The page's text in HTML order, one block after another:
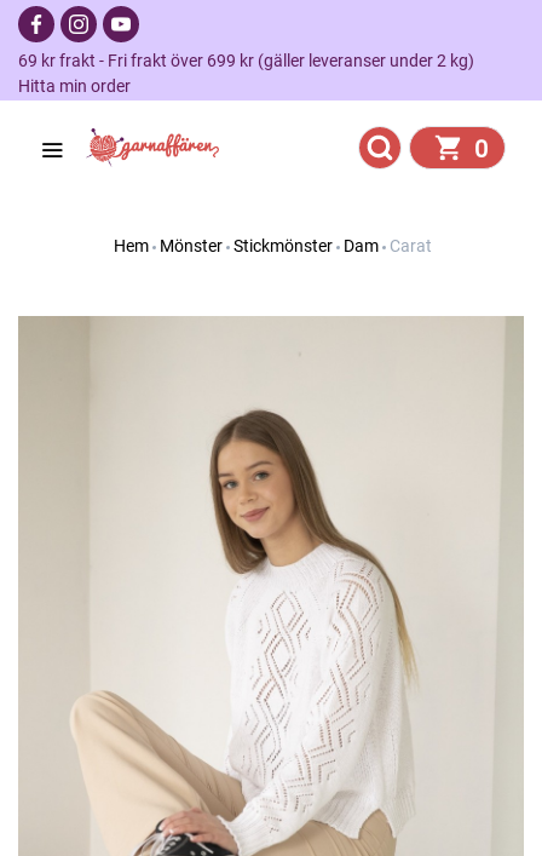
69 kr frakt - Fri frakt över 699 kr (gäller leveranser under 2 kg)
Hitta min order
0
Hem Mönster Stickmönster Dam Carat